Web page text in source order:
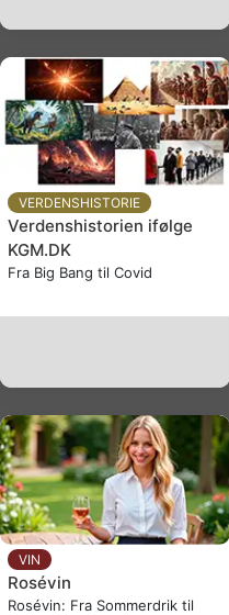
VERDENSHISTORIE
Verdenshistorien ifølge
KGM.DK
Fra Big Bang til Covid
VIN
Rosévin
Rosévin: Fra Sommerdrik til